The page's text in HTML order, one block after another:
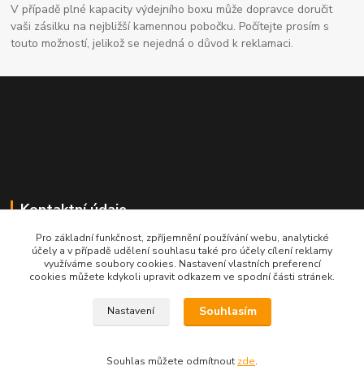
V případě plné kapacity výdejního boxu může dopravce doručit
vaši zásilku na nejbližší kamennou pobočku. Počítejte prosím s
touto možností, jelikož se nejedná o důvod k reklamaci.
Kontaktní údaje
704691325
info@rostliny-prozdravi.cz
Pro základní funkčnost, zpříjemnění používání webu, analytické
účely a v případě udělení souhlasu také pro účely cílení reklamy
využíváme soubory cookies. Nastavení vlastních preferencí
cookies můžete kdykoli upravit odkazem ve spodní části stránek.
Nastavení Souhlasím
Souhlas můžete odmítnout zde.